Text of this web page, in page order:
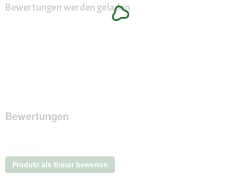
Bewertungen werden geladen
Bewertungen
Kein
Beurteilungswert
Produkt als Erster bewerten
.